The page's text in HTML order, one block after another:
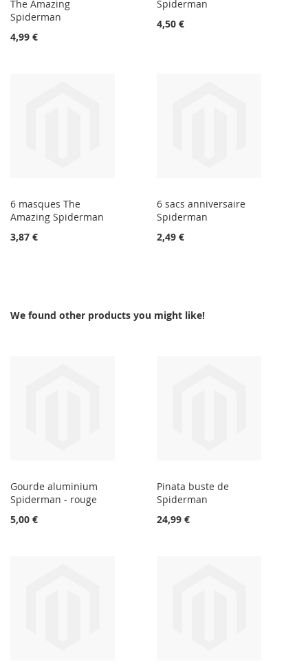
The Amazing
Spiderman
4,99 €
Spiderman
4,50 €
6 masques The
Amazing Spiderman
3,87 €
6 sacs anniversaire
Spiderman
2,49 €
We found other products you might like!
Gourde aluminium
Spiderman - rouge
5,00 €
Pinata buste de
Spiderman
24,99 €